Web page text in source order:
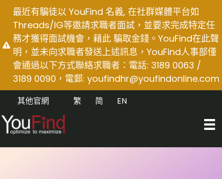
content
最近有騙徒以 YouFind 名義, 在社群媒體平台如
Threads/IG等邀請求職者面試，並要求完成特定任
務才獲得面試機會，藉此 騙取金錢。YouFind在此聲
明，並未向求職者發送上述訊息，YouFind人事部僅
會通過以下方式聯絡求職者：電話: 3189 0063 /
3189 0090，電郵: youfindhr@youfindonline.com
其他官網 EN
简
繁